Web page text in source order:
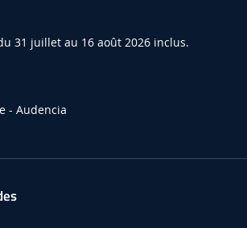
31 juillet au 16 août 2026 inclus.
- Audencia